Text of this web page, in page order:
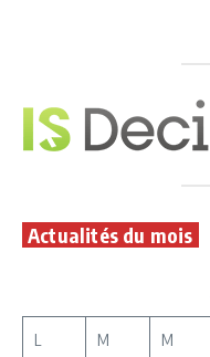
Actualités du mois
L M M